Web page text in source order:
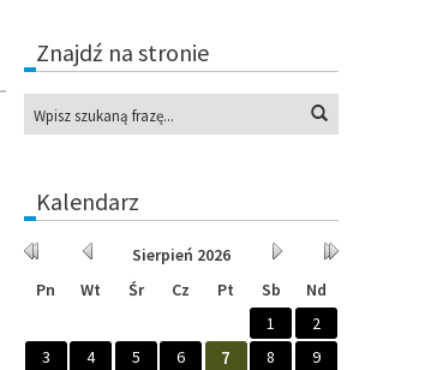
Znajdź na stronie
Kalendarz
Rok
Miesiąc
wcześniej
Sierpień 2026
Miesiąc Rok
Pn Wt Śr Cz Pt Sb
Nd
1
2
3
4 5 6 7 8
9